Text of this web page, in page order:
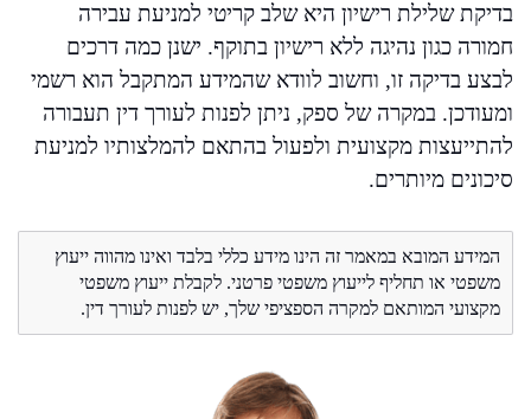
בדיקת שלילת רישיון היא שלב קריטי למניעת עבירה
חמורה כגון נהיגה ללא רישיון בתוקף. ישנן כמה דרכים
לבצע בדיקה זו, וחשוב לוודא שהמידע המתקבל הוא רשמי
ומעודכן. במקרה של ספק, ניתן לפנות לעורך דין תעבורה
להתייעצות מקצועית ולפעול בהתאם להמלצותיו למניעת
סיכונים מיותרים.
המידע המובא במאמר זה הינו מידע כללי בלבד ואינו מהווה ייעוץ
משפטי או תחליף לייעוץ משפטי פרטני. לקבלת ייעוץ משפטי
מקצועי המותאם למקרה הספציפי שלך, יש לפנות לעורך דין.